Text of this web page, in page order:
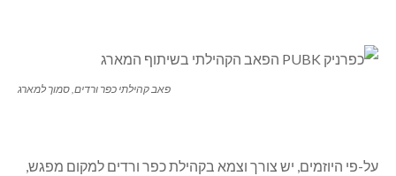
פאב קהילתי כפר ורדים, סמוך למארג
על-פי היוזמים, יש צורך וצמא בקהילת כפר ורדים למקום מפגש,